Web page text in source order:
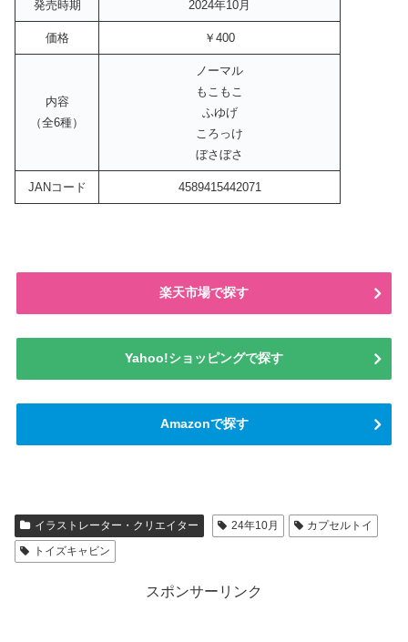
発売時期 2024年10月
価格 ￥400
内容
（全6種）
ノーマル
もこもこ
ふゆげ
ころっけ
ぼさぼさ
JANコード 4589415442071
楽天市場で探す
Yahoo!ショッピングで探す
Amazonで探す
イラストレーター・クリエイター 24年10月
カプセルトイ
トイズキャビン
スポンサーリンク